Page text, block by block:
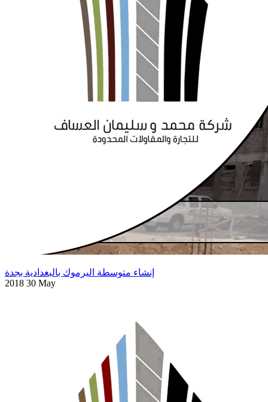
إنشاء متوسطة اليرموك بالبغدادية بجدة
2018 30 May